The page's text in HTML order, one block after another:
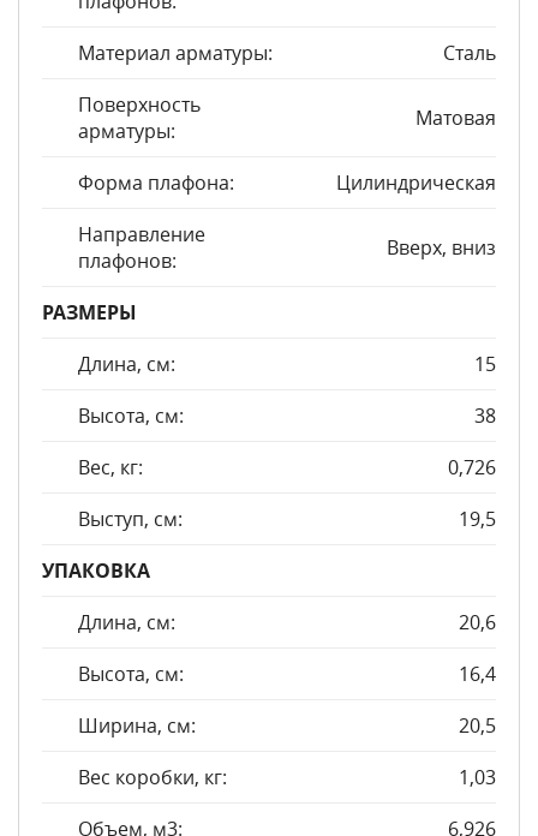
Материал арматуры:
Сталь
Поверхность
арматуры:
Матовая
Форма плафона:
Цилиндрическая
Направление
плафонов:
Вверх, вниз
РАЗМЕРЫ
Длина, см:
15
Высота, см:
38
Вес, кг:
0,726
Выступ, см:
19,5
УПАКОВКА
Длина, см:
20,6
Высота, см:
16,4
Ширина, см:
20,5
Вес коробки, кг:
1,03
Объем, м3:
6,926